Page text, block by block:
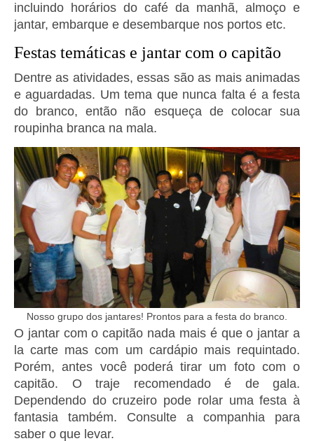
incluindo horários do café da manhã, almoço e
jantar, embarque e desembarque nos portos etc.
Festas temáticas e jantar com o capitão
Dentre as atividades, essas são as mais animadas
e aguardadas. Um tema que nunca falta é a festa
do branco, então não esqueça de colocar sua
roupinha branca na mala.
Nosso grupo dos jantares! Prontos para a festa do branco.
O jantar com o capitão nada mais é que o jantar a
la carte mas com um cardápio mais requintado.
Porém, antes você poderá tirar um foto com o
capitão. O traje recomendado é de gala.
Dependendo do cruzeiro pode rolar uma festa à
fantasia também. Consulte a companhia para
saber o que levar.